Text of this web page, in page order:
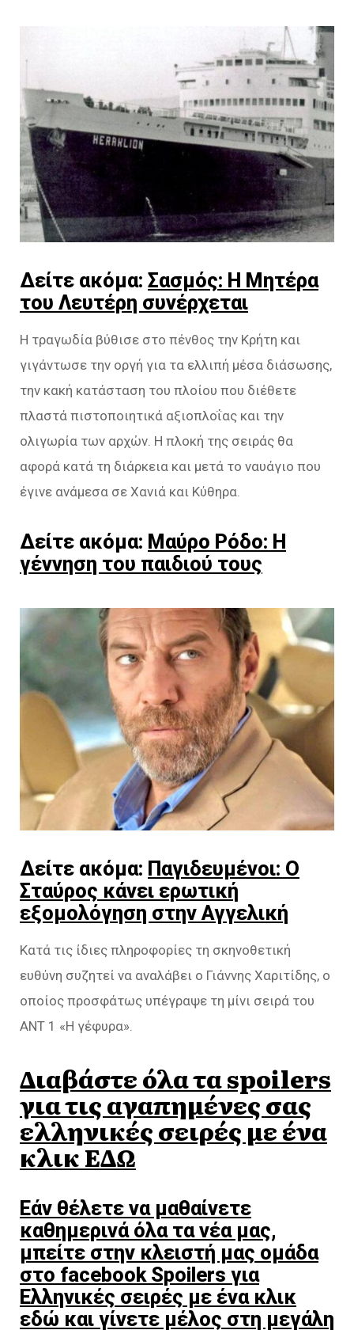
Δείτε ακόμα: Σασμός: Η Μητέρα
του Λευτέρη συνέρχεται
Η τραγωδία βύθισε στο πένθος την Κρήτη και
γιγάντωσε την οργή για τα ελλιπή μέσα διάσωσης,
την κακή κατάσταση του πλοίου που διέθετε
πλαστά πιστοποιητικά αξιοπλοΐας και την
ολιγωρία των αρχών. Η πλοκή της σειράς θα
αφορά κατά τη διάρκεια και μετά το ναυάγιο που
έγινε ανάμεσα σε Χανιά και Κύθηρα.
Δείτε ακόμα: Μαύρο Ρόδο: Η
γέννηση του παιδιού τους
Δείτε ακόμα: Παγιδευμένοι: Ο
Σταύρος κάνει ερωτική
εξομολόγηση στην Αγγελική
Κατά τις ίδιες πληροφορίες τη σκηνοθετική
ευθύνη συζητεί να αναλάβει ο Γιάννης Χαριτίδης, ο
οποίος προσφάτως υπέγραψε τη μίνι σειρά του
ΑΝΤ 1 «Η γέφυρα».
Διαβάστε όλα τα spoilers
για τις αγαπημένες σας
ελληνικές σειρές με ένα
κλικ ΕΔΩ
Εάν θέλετε να μαθαίνετε
καθημερινά όλα τα νέα μας,
μπείτε στην κλειστή μας ομάδα
στο facebook Spoilers για
Ελληνικές σειρές με ένα κλικ
εδώ και γίνετε μέλος στη μεγάλη